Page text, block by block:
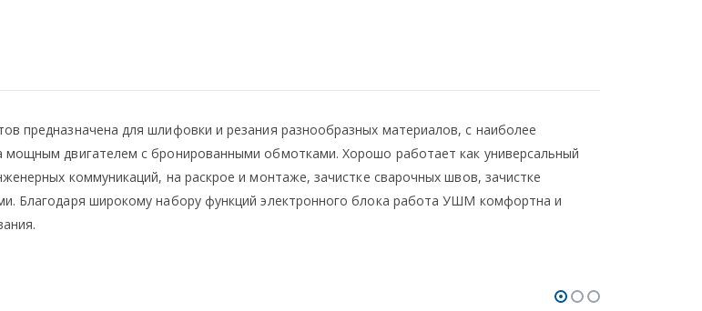
предназначена для шлифовки и резания разнообразных материалов, с наиболее
двигателем с бронированными обмотками. Хорошо работает как универсальный
коммуникаций, на раскрое и монтаже, зачистке сварочных швов, зачистке
Благодаря широкому набору функций электронного блока работа УШМ комфортна и